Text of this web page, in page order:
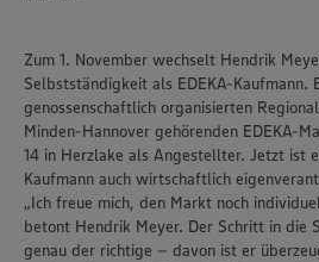
Zum 1. November wechselt Hendrik
Selbstständigkeit als EDEKA-Kaufmann.
genossenschaftlich organisierten
Minden-Hannover gehörenden EDEKA-
14 in Herzlake als Angestellter. Jetzt ist
Kaufmann auch wirtschaftlich
„Ich freue mich, den Markt noch
betont Hendrik Meyer. Der Schritt in die
genau der richtige – davon ist er